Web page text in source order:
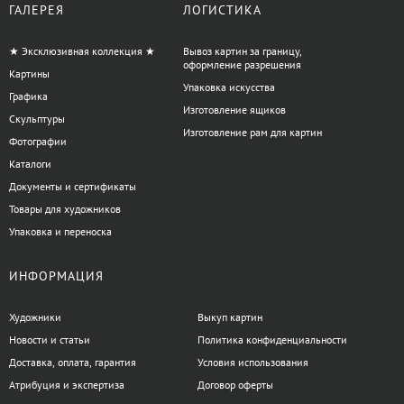
+38 063 247 8102
ГАЛЕРЕЯ
★ Эксклюзивная коллекция ★
Картины
Графика
Скульптуры
Фотографии
Каталоги
Документы и сертификаты
Товары для художников
Упаковка и переноска
ЛОГИСТИКА
Вывоз картин за границу,
оформление разрешения
Упаковка искусства
Изготовление ящиков
Изготовление рам для картин
ИНФОРМАЦИЯ
Художники
Новости и статьи
Доставка, оплата, гарантия
Атрибуция и экспертиза
Выкуп картин
Политика конфиденциальности
Условия использования
Договор оферты